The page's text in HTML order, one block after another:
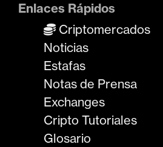
Enlaces Rápidos
Criptomercados
Noticias
Estafas
Notas de Prensa
Exchanges
Cripto Tutoriales
Glosario